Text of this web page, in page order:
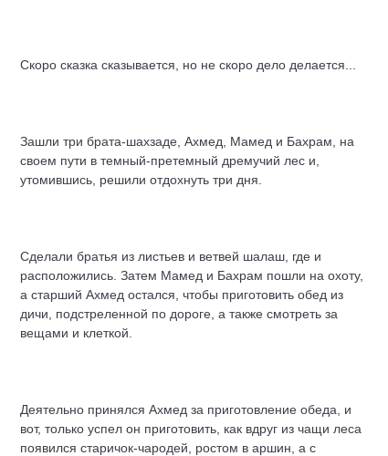
Скоро сказка сказывается, но не скоро дело делается...
Зашли три брата-шахзаде, Ахмед, Мамед и Бахрам, на
своем пути в темный-претемный дремучий лес и,
утомившись, решили отдохнуть три дня.
Сделали братья из листьев и ветвей шалаш, где и
расположились. Затем Мамед и Бахрам пошли на охоту,
а старший Ахмед остался, чтобы приготовить обед из
дичи, подстреленной по дороге, а также смотреть за
вещами и клеткой.
Деятельно принялся Ахмед за приготовление обеда, и
вот, только успел он приготовить, как вдруг из чащи леса
появился старичок-чародей, ростом в аршин, а с